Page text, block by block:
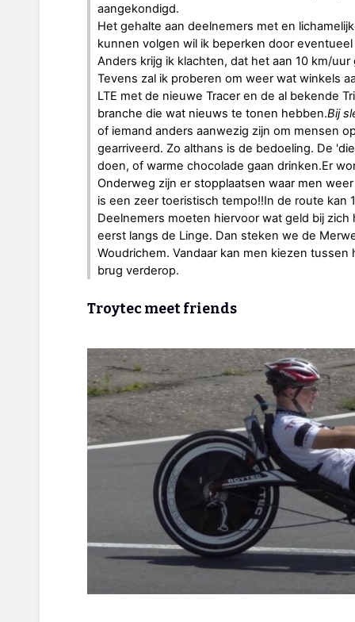
aangekondigd.
Het gehalte aan deelnemers met en
kunnen volgen wil ik beperken door
Anders krijg ik klachten, dat het aan 10 km/
Tevens zal ik proberen om weer wat winkels
LTE met de nieuwe Tracer en de al bekende
branche die wat nieuws te tonen hebben.Bij
of iemand anders aanwezig zijn om mensen
gearriveerd. Zo althans is de bedoeling. De
doen, of warme chocolade gaan drinken.Er
Onderweg zijn er stopplaatsen waar men
is een zeer toeristisch tempo!!In de route kan
Deelnemers moeten hiervoor wat geld bij
eerst langs de Linge. Dan steken we de
Woudrichem. Vandaar kan men kiezen
brug verderop.
Troytec meet friends